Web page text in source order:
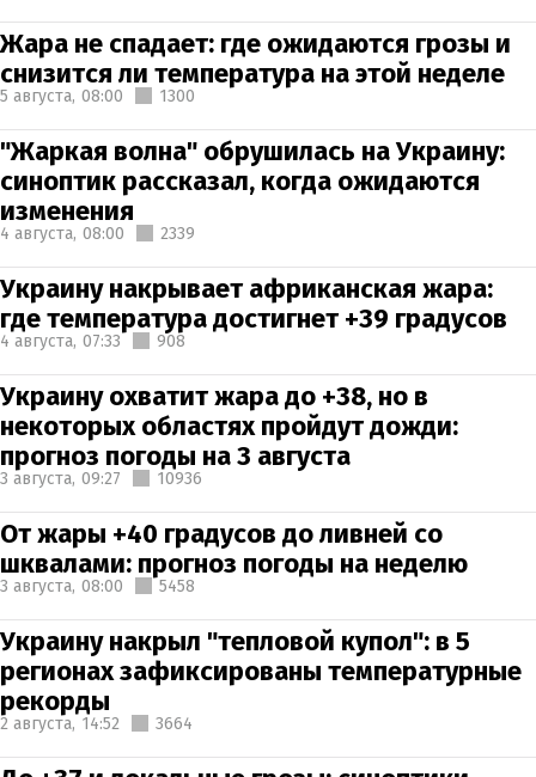
Жара не спадает: где ожидаются грозы и
снизится ли температура на этой неделе
5 августа, 08:00 1300
"Жаркая волна" обрушилась на Украину:
синоптик рассказал, когда ожидаются
изменения
4 августа, 08:00 2339
Украину накрывает африканская жара:
где температура достигнет +39 градусов
4 августа, 07:33 908
Украину охватит жара до +38, но в
некоторых областях пройдут дожди:
прогноз погоды на 3 августа
3 августа, 09:27 10936
От жары +40 градусов до ливней со
шквалами: прогноз погоды на неделю
3 августа, 08:00 5458
Украину накрыл "тепловой купол": в 5
регионах зафиксированы температурные
рекорды
2 августа, 14:52 3664